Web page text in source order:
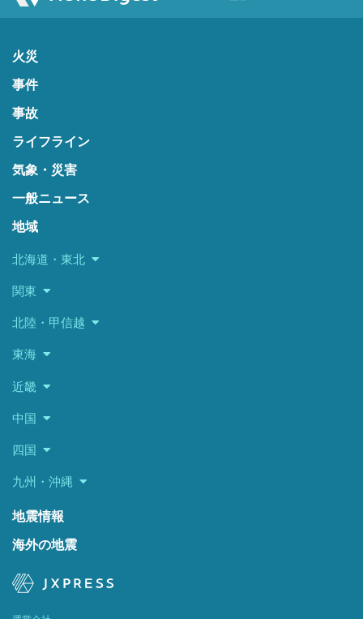
火災
事件
事故
ライフライン
気象・災害
一般ニュース
地域
北海道・東北
関東
北陸・甲信越
東海
近畿
中国
四国
九州・沖縄
地震情報
海外の地震